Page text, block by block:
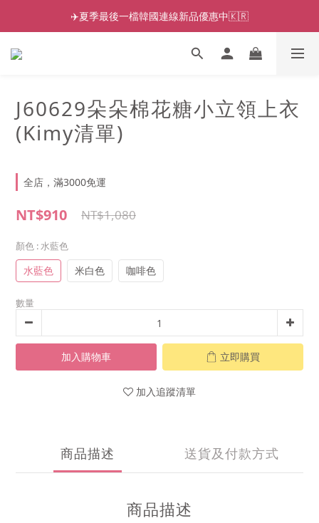
✈️夏季最後一檔韓國連線新品優惠中🇰🇷
J60629朵朵棉花糖小立領上衣
(Kimy清單)
全店，滿3000免運
NT$910 NT$1,080
顏色 : 水藍色
水藍色 米白色 咖啡色
數量
加入購物車 立即購買
加入追蹤清單
商品描述 送貨及付款方式
商品描述